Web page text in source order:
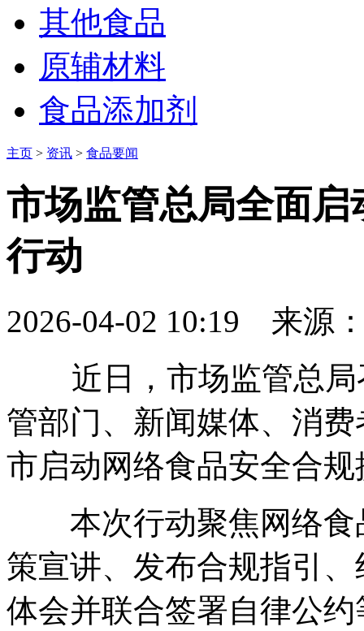
其他食品
原辅材料
食品添加剂
主页 > 资讯 > 食品要闻
市场监管总局全面
行动
2026-04-02 10:19
来源
近日，市场监管总局
管部门、新闻媒体、消
市启动网络食品安全合
本次行动聚焦网络食
策宣讲、发布合规指引
体会并联合签署自律公